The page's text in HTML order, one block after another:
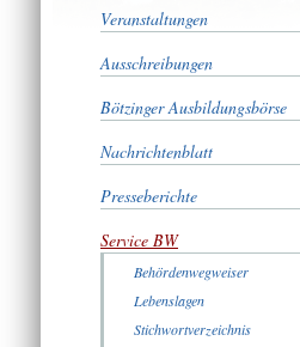
Veranstaltungen
Ausschreibungen
Bötzinger Ausbildungsbörse
Nachrichtenblatt
Presseberichte
Service BW
Behördenwegweiser
Lebenslagen
Stichwortverzeichnis